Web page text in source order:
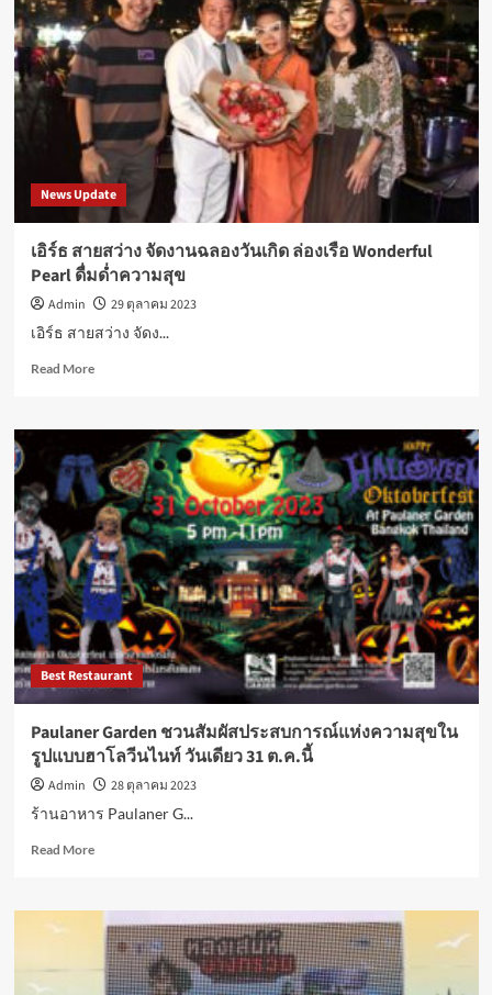
เที่ยว
จังหวัด
แม่ฮ่องสอน
เริ่ม
1
พ.ย.นี้
News Update
เอิร์ธ สายสว่าง จัดงานฉลองวันเกิด ล่องเรือ Wonderful
Pearl ดื่มด่ำความสุข
Admin
29 ตุลาคม 2023
เอิร์ธ สายสว่าง จัดง...
Read MoreRead
เอิร์ธ
สาย
สว่าง
จัด
งาน
ฉลอง
วัน
เกิด
ล่อง
เรือ
Wonderful
Pearl
ดื่มด่ำ
Best Restaurant
Paulaner Garden ชวนสัมผัสประสบการณ์แห่งความสุขใน
รูปแบบฮาโลวีนไนท์ วันเดียว 31 ต.ค.นี้
Admin
28 ตุลาคม 2023
ร้านอาหาร Paulaner G...
Read MoreRead
Paulaner
Garden
ชวน
สัมผัส